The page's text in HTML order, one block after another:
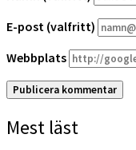
E-post (valfritt)
Webbplats
Mest läst